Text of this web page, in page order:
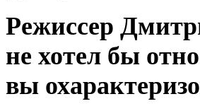
Режиссер
не хотел бы
вы